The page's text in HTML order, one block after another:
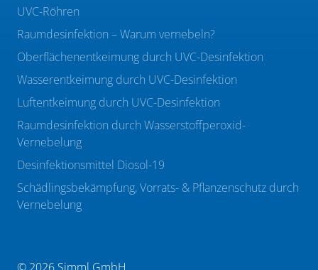
UVC-Röhren
Raumdesinfektion – Warum vernebeln?
Oberflächenentkeimung durch UVC-Desinfektion
Wasserentkeimung durch UVC-Desinfektion
Luftentkeimung durch UVC-Desinfektion
Raumdesinfektion durch Wasserstoffperoxid-
Vernebelung
Desinfektionsmittel Diosol-19
Schädlingsbekämpfung, Vorrats- & Pflanzenschutz durch
Vernebelung